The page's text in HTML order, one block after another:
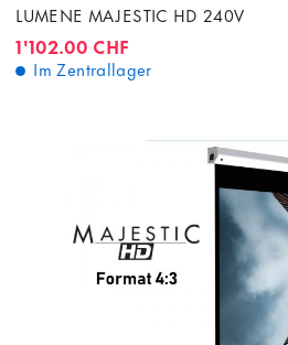
LUMENE MAJESTIC HD 240V
1'102.00 CHF
Im Zentrallager